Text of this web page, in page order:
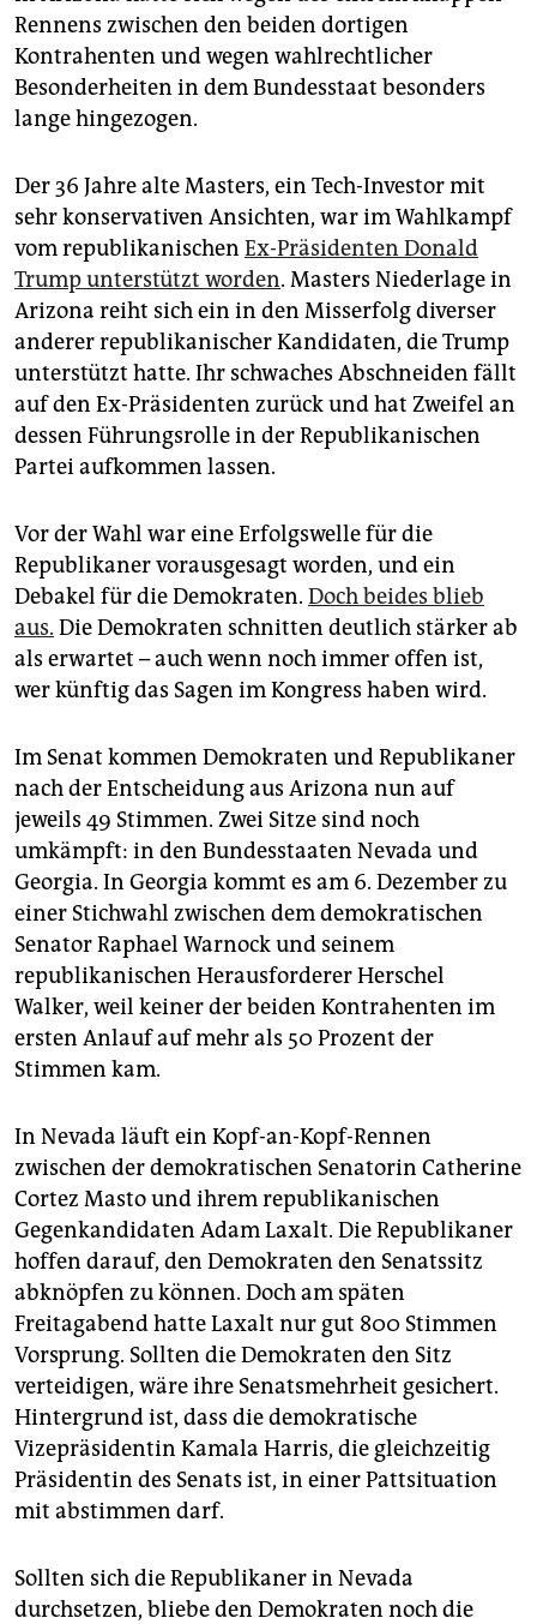
Rennens zwischen den beiden dortigen
Kontrahenten und wegen wahlrechtlicher
Besonderheiten in dem Bundesstaat besonders
lange hingezogen.
Der 36 Jahre alte Masters, ein Tech-Investor mit
sehr konservativen Ansichten, war im Wahlkampf
vom republikanischen Ex-Präsidenten Donald
Trump unterstützt worden. Masters Niederlage in
Arizona reiht sich ein in den Misserfolg diverser
anderer republikanischer Kandidaten, die Trump
unterstützt hatte. Ihr schwaches Abschneiden fällt
auf den Ex-Präsidenten zurück und hat Zweifel an
dessen Führungsrolle in der Republikanischen
Partei aufkommen lassen.
Vor der Wahl war eine Erfolgswelle für die
Republikaner vorausgesagt worden, und ein
Debakel für die Demokraten. Doch beides blieb
aus. Die Demokraten schnitten deutlich stärker ab
als erwartet – auch wenn noch immer offen ist,
wer künftig das Sagen im Kongress haben wird.
Im Senat kommen Demokraten und Republikaner
nach der Entscheidung aus Arizona nun auf
jeweils 49 Stimmen. Zwei Sitze sind noch
umkämpft: in den Bundesstaaten Nevada und
Georgia. In Georgia kommt es am 6. Dezember zu
einer Stichwahl zwischen dem demokratischen
Senator Raphael Warnock und seinem
republikanischen Herausforderer Herschel
Walker, weil keiner der beiden Kontrahenten im
ersten Anlauf auf mehr als 50 Prozent der
Stimmen kam.
In Nevada läuft ein Kopf-an-Kopf-Rennen
zwischen der demokratischen Senatorin Catherine
Cortez Masto und ihrem republikanischen
Gegenkandidaten Adam Laxalt. Die Republikaner
hoffen darauf, den Demokraten den Senatssitz
abknöpfen zu können. Doch am späten
Freitagabend hatte Laxalt nur gut 800 Stimmen
Vorsprung. Sollten die Demokraten den Sitz
verteidigen, wäre ihre Senatsmehrheit gesichert.
Hintergrund ist, dass die demokratische
Vizepräsidentin Kamala Harris, die gleichzeitig
Präsidentin des Senats ist, in einer Pattsituation
mit abstimmen darf.
Sollten sich die Republikaner in Nevada
durchsetzen, bliebe den Demokraten noch die